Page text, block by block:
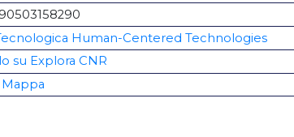
Human-Centered Technologies
su Explora CNR
Mappa